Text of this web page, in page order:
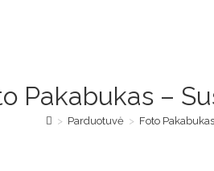
Pakabukas –
> Parduotuvė > Foto